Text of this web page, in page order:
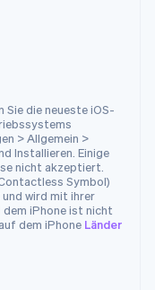
Sie die neueste iOS-
> Allgemein >
Installieren. Einige
nicht akzeptiert.
Symbol)
und wird mit ihrer
iPhone ist nicht
dem iPhone Länder